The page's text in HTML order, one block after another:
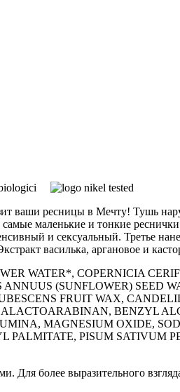
ваши ресницы в Мечту! Тушь
маленькие и тонкие
и сексуальный. Третье
василька, аргановое и
WATER*, COPERNICIA
(SUNFLOWER) SEED
FRUIT WAX,
BENZYL
MAGNESIUM OXIDE,
PISUM SATIVUM
Для более выразительного